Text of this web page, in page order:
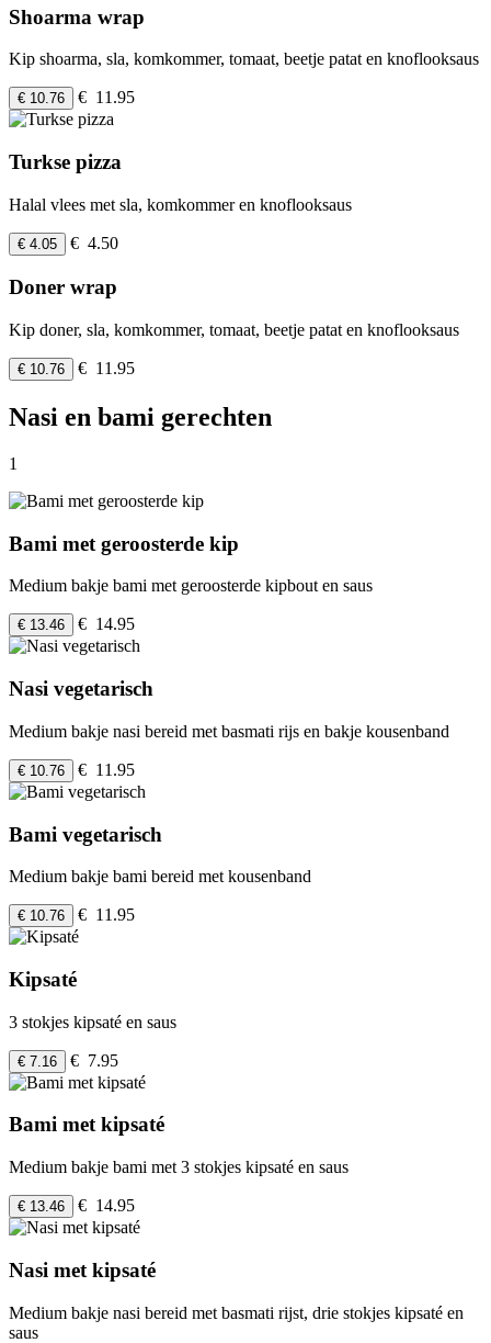
Shoarma wrap
Kip shoarma, sla, komkommer, tomaat, beetje patat en knoflooksaus
€ 10.76 € 11.95
Turkse pizza
Halal vlees met sla, komkommer en knoflooksaus
€ 4.05 € 4.50
Doner wrap
Kip doner, sla, komkommer, tomaat, beetje patat en knoflooksaus
€ 10.76 € 11.95
Nasi en bami gerechten
1
Bami met geroosterde kip
Medium bakje bami met geroosterde kipbout en saus
€ 13.46 € 14.95
Nasi vegetarisch
Medium bakje nasi bereid met basmati rijs en bakje kousenband
€ 10.76 € 11.95
Bami vegetarisch
Medium bakje bami bereid met kousenband
€ 10.76 € 11.95
Kipsaté
3 stokjes kipsaté en saus
€ 7.16 € 7.95
Bami met kipsaté
Medium bakje bami met 3 stokjes kipsaté en saus
€ 13.46 € 14.95
Nasi met kipsaté
Medium bakje nasi bereid met basmati rijst, drie stokjes kipsaté en
saus